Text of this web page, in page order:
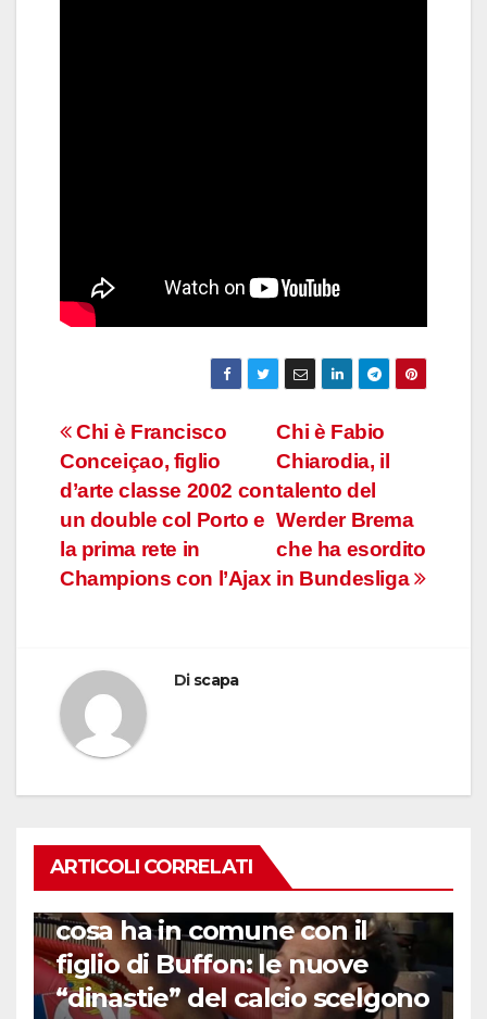
Navigazione
articoli
Chi è Fabio
Chiarodia, il
talento del
Werder Brema
che ha esordito
in Bundesliga
Chi è Francisco
Conceiçao, figlio
d’arte classe 2002 con
un double col Porto e
la prima rete in
Champions con l’Ajax
Di scapa
ARTICOLI CORRELATI
GENERAZIONI DI FENOMENI
Chi è il nipote di Materazzi e
cosa ha in comune con il
figlio di Buffon: le nuove
“dinastie” del calcio scelgono